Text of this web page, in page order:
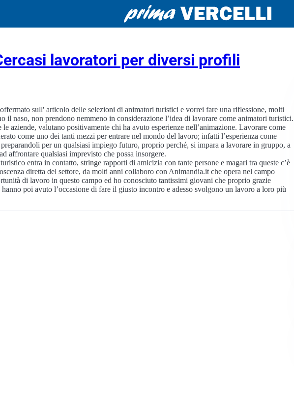
lavoratori per diversi profili
sull' articolo delle selezioni di animatori turistici e vorrei fare una riflessione, molti
il naso, non prendono nemmeno in considerazione l’idea di lavorare come animatori turistici.
aziende, valutano positivamente chi ha avuto esperienze nell’animazione. Lavorare come
come uno dei tanti mezzi per entrare nel mondo del lavoro; infatti l’esperienza come
per un qualsiasi impiego futuro, proprio perché, si impara a lavorare in gruppo, a
affrontare qualsiasi imprevisto che possa insorgere.
entra in contatto, stringe rapporti di amicizia con tante persone e magari tra queste c’è
diretta del settore, da molti anni collaboro con Animandia.it che opera nel campo
di lavoro in questo campo ed ho conosciuto tantissimi giovani che proprio grazie
poi avuto l’occasione di fare il giusto incontro e adesso svolgono un lavoro a loro più